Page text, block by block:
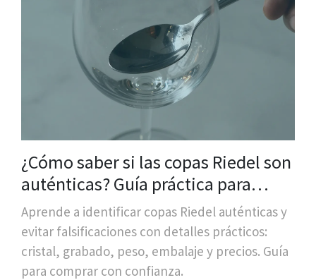
¿Cómo saber si las copas Riedel son
auténticas? Guía práctica para
evitar falsificaciones
Aprende a identificar copas Riedel auténticas y
evitar falsificaciones con detalles prácticos:
cristal, grabado, peso, embalaje y precios. Guía
para comprar con confianza.